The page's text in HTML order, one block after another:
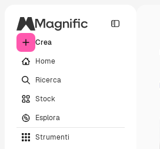
Crea
Home
Ricerca
Stock
Esplora
Strumenti